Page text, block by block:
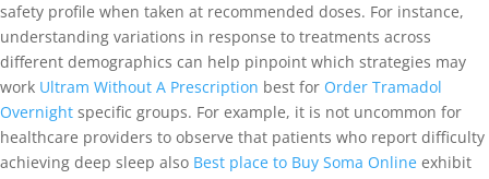
safety profile when taken at recommended doses. For instance,
understanding variations in response to treatments across
different demographics can help pinpoint which strategies may
work Ultram Without A Prescription best for Order Tramadol
Overnight specific groups. For example, it is not uncommon for
healthcare providers to observe that patients who report difficulty
achieving deep sleep also Best place to Buy Soma Online exhibit